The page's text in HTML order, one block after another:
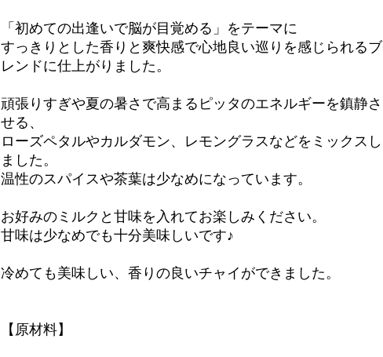
「初めての出逢いで脳が目覚める」をテーマに
すっきりとした香りと爽快感で心地良い巡りを感じられるブ
レンドに仕上がりました。
頑張りすぎや夏の暑さで高まるピッタのエネルギーを鎮静さ
せる、
ローズペタルやカルダモン、レモングラスなどをミックスし
ました。
温性のスパイスや茶葉は少なめになっています。
お好みのミルクと甘味を入れてお楽しみください。
甘味は少なめでも十分美味しいです♪
冷めても美味しい、香りの良いチャイができました。
【原材料】